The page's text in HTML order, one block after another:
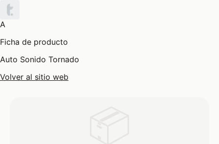
A
Ficha de producto
Auto Sonido Tornado
Volver al sitio web